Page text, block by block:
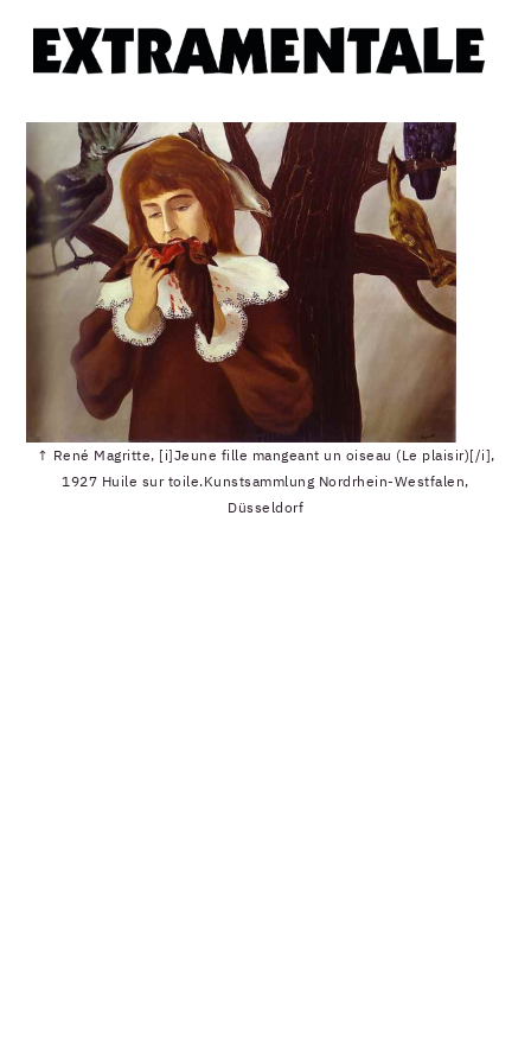
↑ René Magritte, [i]Jeune fille mangeant un oiseau (Le plaisir)[/i],
1927 Huile sur toile.Kunstsammlung Nordrhein-Westfalen,
Düsseldorf